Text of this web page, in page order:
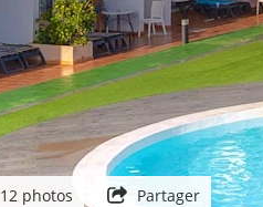
12 photos Partager